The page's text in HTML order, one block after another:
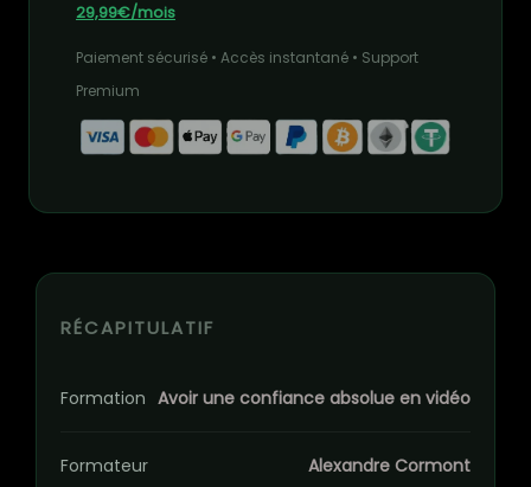
29,99€/mois
Paiement sécurisé • Accès instantané • Support
Premium
RÉCAPITULATIF
Formation Avoir une confiance absolue en vidéo
Formateur Alexandre Cormont